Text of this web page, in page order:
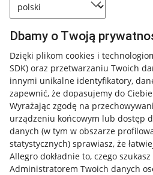
Dbamy o Twoją
Dzięki plikom cookies i
SDK) oraz przetwarzaniu Twoich
innymi unikalne identyfikatory,
zapewnić, że dopasujemy do
Wyrażając zgodę na
urządzeniu końcowym lub dostęp
danych (w tym w obszarze
statystycznych) sprawiasz, że
Allegro dokładnie to, czego
Administratorem Twoich danych